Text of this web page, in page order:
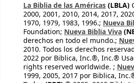
La Biblia de las Américas (LBLA)
2000, 2001, 2010, 2014, 2017,
1970, 1979, 1983, 1996.; Nueva
Foundation; Nueva Biblia Viva
derechos en todo el mundo.;
2010. Todos los derechos
2022 por Biblica, Inc.®, Inc.®
rights reserved worldwide. ;
1999, 2005, 2017 por Biblica,